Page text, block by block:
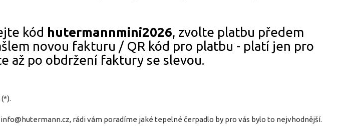
kód hutermannmini2026, zvolte platbu předem
novou fakturu / QR kód pro platbu - platí jen pro
až po obdržení faktury se slevou.
rádi vám poradíme jaké tepelné čerpadlo by pro vás bylo to nejvhodnější.